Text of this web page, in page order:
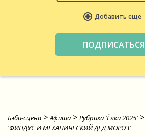
Добавить еще
Бэби-сцена >Афиша > Рубрика 'Ёлки 2025' >
'ФИНДУС И МЕХАНИЧЕСКИЙ ДЕД МОРОЗ'